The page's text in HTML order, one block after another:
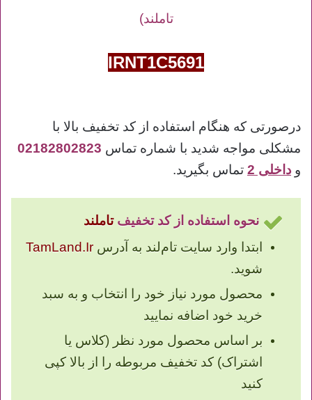
تاملند)
IRNT1C5691
درصورتی که هنگام استفاده از کد تخفیف بالا با
مشکلی مواجه شدید با شماره تماس 02182802823
و داخلی 2 تماس بگیرید.
نحوه استفاده از کد تخفیف تاملند
ابتدا وارد سایت تام‌لند به آدرس TamLand.Ir
شوید.
محصول مورد نیاز خود را انتخاب و به سبد
خرید خود اضافه نمایید
بر اساس محصول مورد نظر (کلاس یا
اشتراک) کد تخفیف مربوطه را از بالا کپی
کنید